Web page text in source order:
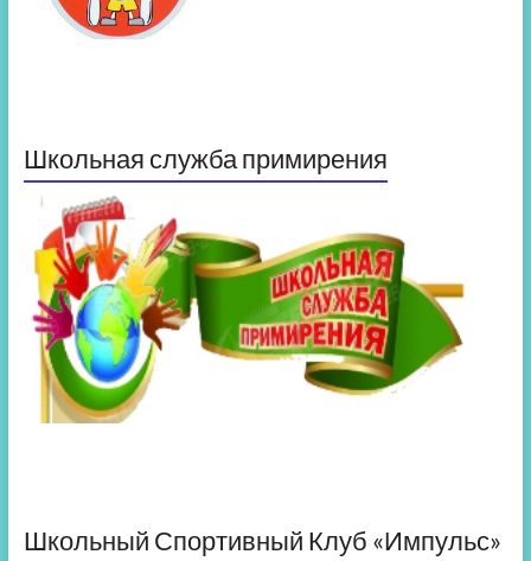
Школьная служба примирения
Школьный Спортивный Клуб «Импульс»